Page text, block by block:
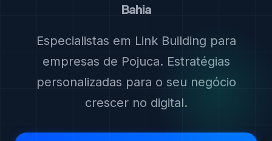
Bahia
Especialistas em Link Building para
empresas de Pojuca. Estratégias
personalizadas para o seu negócio
crescer no digital.